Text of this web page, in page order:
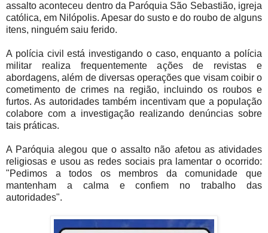
assalto aconteceu dentro da Paróquia São Sebastião, igreja
católica, em Nilópolis. Apesar do susto e do roubo de alguns
itens, ninguém saiu ferido.
A polícia civil está investigando o caso, enquanto a polícia
militar realiza frequentemente ações de revistas e
abordagens, além de diversas operações que visam coibir o
cometimento de crimes na região, incluindo os roubos e
furtos. As autoridades também incentivam que a população
colabore com a investigação realizando denúncias sobre
tais práticas.
A Paróquia alegou que o assalto não afetou as atividades
religiosas e usou as redes sociais pra lamentar o ocorrido:
"Pedimos a todos os membros da comunidade que
mantenham a calma e confiem no trabalho das
autoridades".